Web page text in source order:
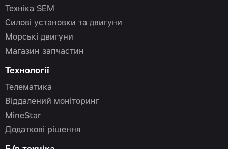
Техніка SEM
Силові установки та двигуни
Морські двигуни
Магазин запчастин
Технології
Телематика
Віддалений моніторинг
MineStar
Додаткові рішення